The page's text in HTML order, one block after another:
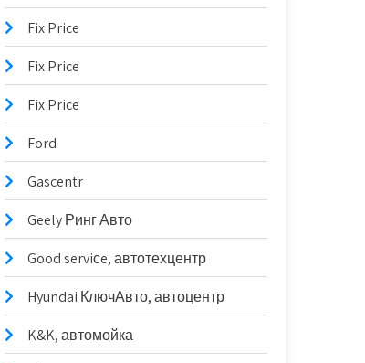
Fix Price
Fix Price
Fix Price
Ford
Gascentr
Geely Ринг Авто
Good serviсe, автотехцентр
Hyundai КлючАвто, автоцентр
K&K, автомойка